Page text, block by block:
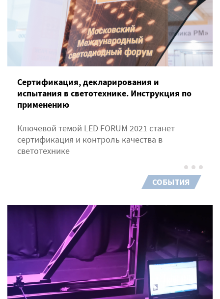
Сертификация, декларирования и
испытания в светотехнике. Инструкция по
применению
Ключевой темой LED FORUM 2021 станет
сертификация и контроль качества в
светотехнике
СОБЫТИЯ